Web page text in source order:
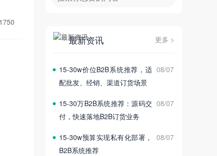
最新资讯 更多 >
15‑30w价位B2B系统推荐，适
配批发、经销、渠道订货场景
08/07
15‑30万B2B系统推荐：源码交
付，快速落地B2B订货业务
08/07
15‑30w预算实现私有化部署，
B2B系统推荐
08/07